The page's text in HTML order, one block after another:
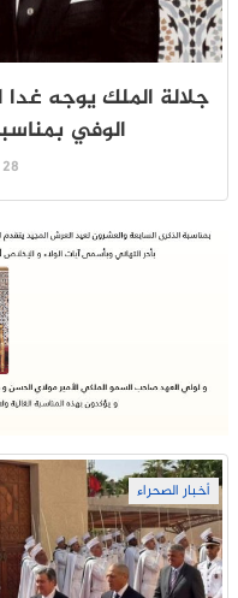
جلالة الملك يوجه غدا
الوفي
28 يوليو 2026
أخبار الصحراء